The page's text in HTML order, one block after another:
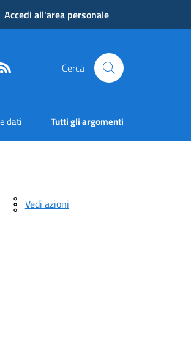
Accedi all'area personale
Cerca
dati Tutti gli argomenti
Vedi azioni